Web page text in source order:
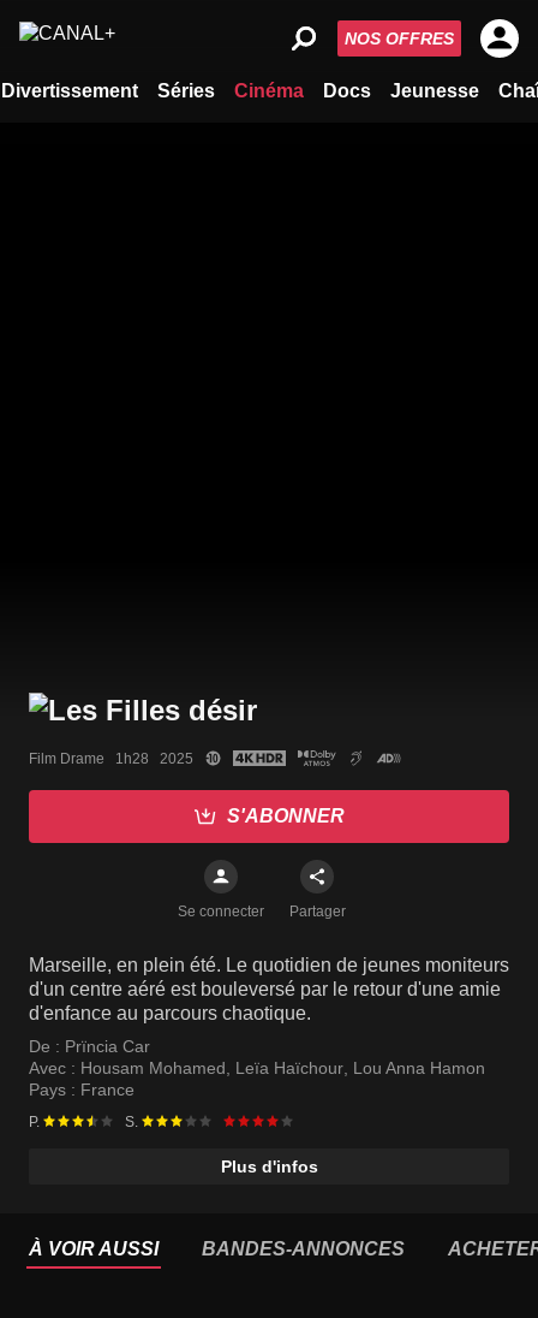
Divertissement Séries Cinéma Docs Jeunesse
NOS OFFRES
Film Drame   1h28   2025
S'ABONNER
Se connecter Partager
Marseille, en plein été. Le quotidien de jeunes moniteurs
d'un centre aéré est bouleversé par le retour d'une amie
d'enfance au parcours chaotique.
De : Prïncia Car
Avec : Housam Mohamed, Leïa Haïchour, Lou Anna Hamon
Pays : France
P. S.
Plus d'infos
À VOIR AUSSI BANDES-ANNONCES